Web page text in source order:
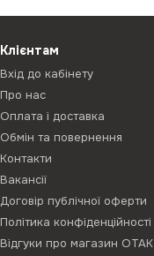
Клієнтам
Вхід до кабінету
Про нас
Оплата і доставка
Обмін та повернення
Контакти
Вакансії
Договір публічної оферти
Політика конфіденційності
Відгуки про магазин ОТАК